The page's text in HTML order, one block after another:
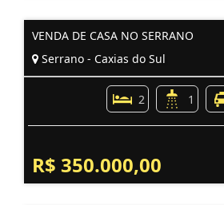
VENDA DE CASA NO SERRANO
Serrano - Caxias do Sul
2 1
R$ 350.000,00